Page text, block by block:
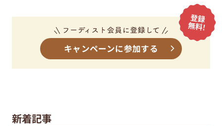
キャンペーンに参加する
新着記事